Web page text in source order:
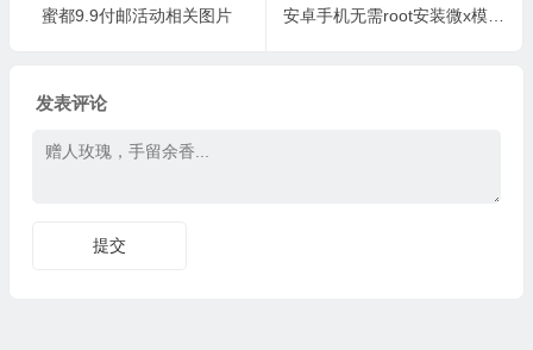
蜜都9.9付邮活动相关图片
安卓手机无需root安装微x模块和xposed的方案，实现微信一键转发功能
发表评论